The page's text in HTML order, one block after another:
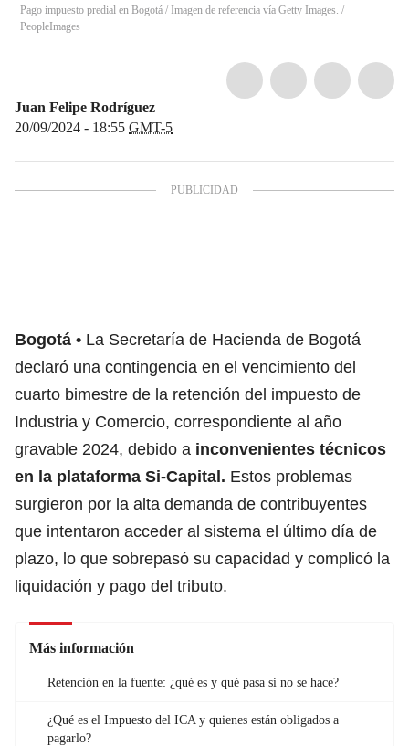
Pago impuesto predial en Bogotá / Imagen de referencia vía Getty Images. /
PeopleImages
Juan Felipe Rodríguez
20/09/2024 - 18:55 GMT-5
Bogotá
La Secretaría de Hacienda de Bogotá
declaró una contingencia en el vencimiento del
cuarto bimestre de la retención del impuesto de
Industria y Comercio, correspondiente al año
gravable 2024, debido a inconvenientes técnicos
en la plataforma Si-Capital. Estos problemas
surgieron por la alta demanda de contribuyentes
que intentaron acceder al sistema el último día de
plazo, lo que sobrepasó su capacidad y complicó la
liquidación y pago del tributo.
Más información
Retención en la fuente: ¿qué es y qué pasa si no se hace?
¿Qué es el Impuesto del ICA y quienes están obligados a
pagarlo?